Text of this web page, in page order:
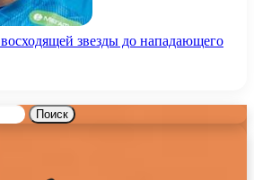
звезды до нападающего